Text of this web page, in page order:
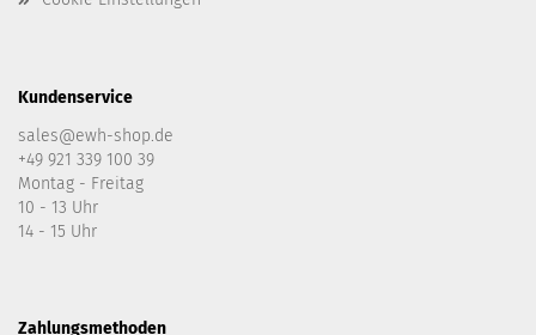
Kundenservice
sales@ewh-shop.de
+49 921 339 100 39
Montag - Freitag
10 - 13 Uhr
14 - 15 Uhr
Zahlungsmethoden